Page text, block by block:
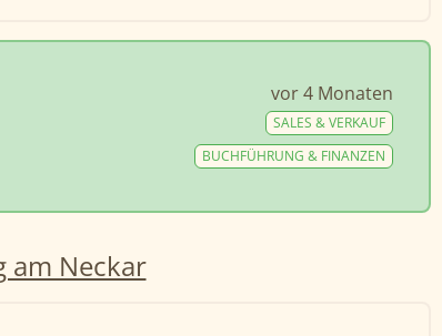
vor 4 Monaten
SALES & VERKAUF
BUCHFÜHRUNG & FINANZEN
am Neckar